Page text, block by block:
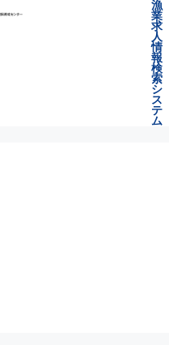
漁
業
求
人
情
報
検
索
シ
ス
テ
ム